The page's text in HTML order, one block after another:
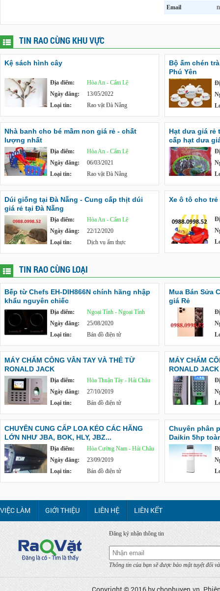
Email
TIN RAO CÙNG KHU VỰC
Kệ sách hình cây
Địa điểm:
Hòa An - Cẩm Lệ
Ngày đăng:
13/05/2022
Loại tin:
Rao vặt Đà Nẵng
Bộ ấm chén
Phú Yên
Nhà banh cho bé mầm non giá rẻ - chất
lượng nhất
Địa điểm:
Hòa An - Cẩm Lệ
Ngày đăng:
06/03/2021
Loại tin:
Rao vặt Đà Nẵng
Hạt dưa giá rẻ
cấp hạt dưa
Dúi giống tại Đà Nẵng - Cung cấp thịt dúi
giá rẻ tại Đà Nẵng
Địa điểm:
Hòa An - Cẩm Lệ
Ngày đăng:
22/12/2020
Loại tin:
Dịch vụ ẩm thực
Xe ô tô cho
TIN RAO CÙNG LOẠI
Bếp từ Chefs EH-DIH866N chính hãng nhập
khẩu nguyên chiếc
Địa điểm:
Ngoại Tỉnh - Ngoại Tỉnh
Ngày đăng:
25/08/2020
Loại tin:
Bán đồ điện tử
Mua Bán Sửa
giá Rẻ
MÁY CHẤM CÔNG VÂN TAY VÀ THẺ TỪ
RONALD JACK
Địa điểm:
Hòa Thuận Tây - Hải Châu
Ngày đăng:
27/10/2019
Loại tin:
Bán đồ điện tử
MÁY CHẤM
RONALD JACK
CHUYÊN CUNG CẤP LOA KÉO CÁC HÃNG
LỚN NHƯ JBA, BOK, HLY, JBZ...
Địa điểm:
Hòa Cường Nam - Hải Châu
Ngày đăng:
23/09/2019
Loại tin:
Bán đồ điện tử
Chuyên phân
Daikin 5hp
VIỆC LÀM GIỚI THIỆU LIÊN HỆ LIÊN KẾT
Đăng ký nhận thông tin
Thông tin của bạn sẽ được bảo mật tuyệt đối